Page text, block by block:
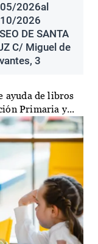
2026al
2026
DE SANTA
C/ Miguel de
3
ayuda de libros
Primaria y...